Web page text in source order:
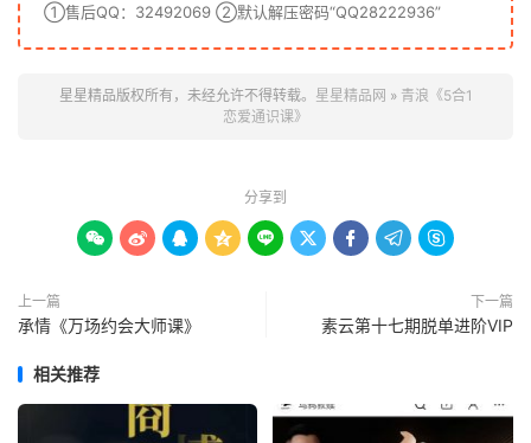
①售后QQ：32492069 ②默认解压密码“QQ28222936”
星星精品版权所有，未经允许不得转载。 星星精品网 » 青浪《5合1
恋爱通识课》
分享到
        
上一篇
承情《万场约会大师课》
下一篇
素云第十七期脱单进阶VIP
相关推荐